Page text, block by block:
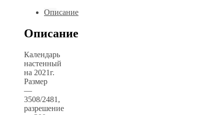
Описание
Описание
Календарь
настенный
на 2021г.
Размер
—
3508/2481,
разрешение